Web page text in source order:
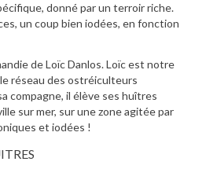
donné par un terroir riche.
un coup bien iodées, en fonction
deLoïc Danlos. Loïc est notre
réseau des ostréiculteurs
compagne, il élève ses huîtres
sur mer, sur une zone agitée par
et iodées !